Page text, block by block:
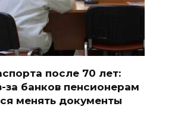
после 70 лет:
за банков пенсионерам
менять документы